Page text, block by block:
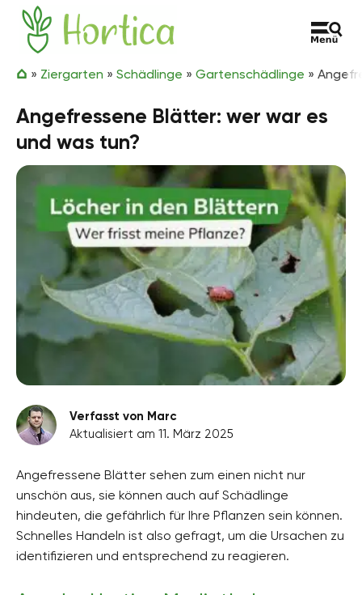
Zum Inhalt springen
Hortica
» Ziergarten » Schädlinge » Gartenschädlinge »
Angefressene Blätter: wer war es
und was tun?
Verfasst von Marc
Aktualisiert am 11. März 2025
Angefressene Blätter sehen zum einen nicht nur
unschön aus, sie können auch auf Schädlinge
hindeuten, die gefährlich für Ihre Pflanzen sein können.
Schnelles Handeln ist also gefragt, um die Ursachen zu
identifizieren und entsprechend zu reagieren.